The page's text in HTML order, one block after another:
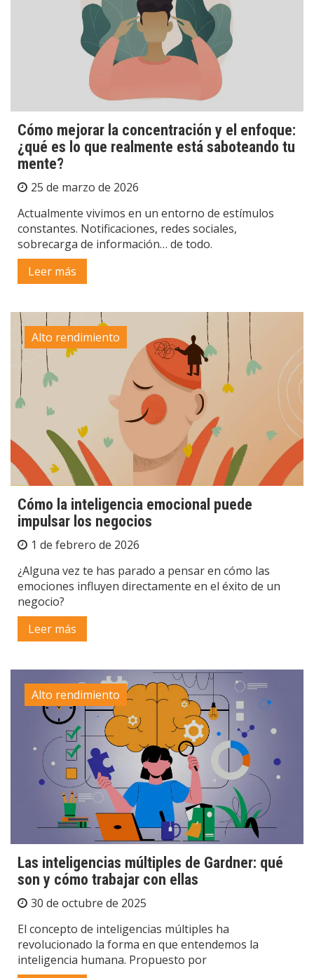
Cómo mejorar la concentración y el enfoque:
¿qué es lo que realmente está saboteando tu
mente?
25 de marzo de 2026
Actualmente vivimos en un entorno de estímulos
constantes. Notificaciones, redes sociales,
sobrecarga de información… de todo.
Leer más
Alto rendimiento
Cómo la inteligencia emocional puede
impulsar los negocios
1 de febrero de 2026
¿Alguna vez te has parado a pensar en cómo las
emociones influyen directamente en el éxito de un
negocio?
Leer más
Alto rendimiento
Las inteligencias múltiples de Gardner: qué
son y cómo trabajar con ellas
30 de octubre de 2025
El concepto de inteligencias múltiples ha
revolucionado la forma en que entendemos la
inteligencia humana. Propuesto por